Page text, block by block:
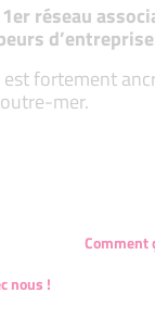
réseau
est fortement
mer.
Comment
nous !